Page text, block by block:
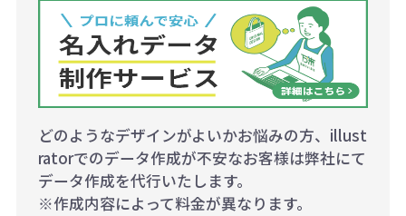
どのようなデザインがよいかお悩みの方、illust
ratorでのデータ作成が不安なお客様は弊社にて
データ作成を代行いたします。
※作成内容によって料金が異なります。